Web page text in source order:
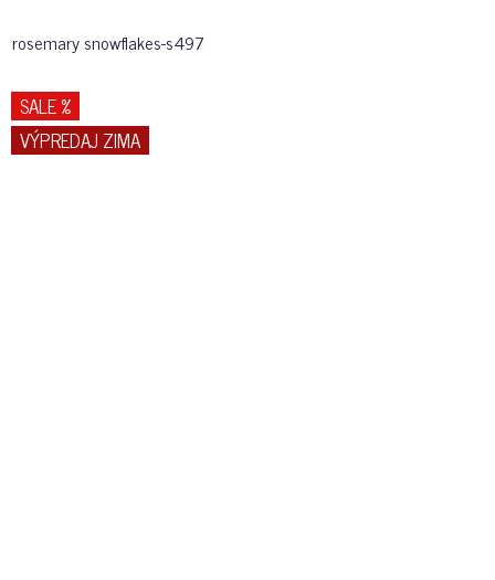
rosemary snowflakes-s497
SALE %
VÝPREDAJ ZIMA